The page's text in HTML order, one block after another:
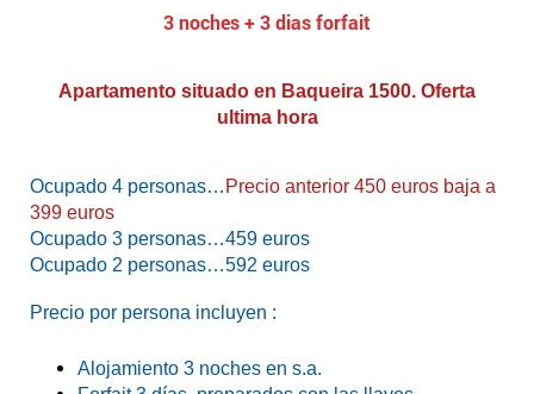
3 noches + 3 dias forfait
Apartamento situado en Baqueira 1500. Oferta
ultima hora
Ocupado 4 personas… Precio anterior 450 euros baja a
399 euros
Ocupado 3 personas…459 euros
Ocupado 2 personas…592 euros
Precio por persona incluyen :
Alojamiento 3 noches en s.a.